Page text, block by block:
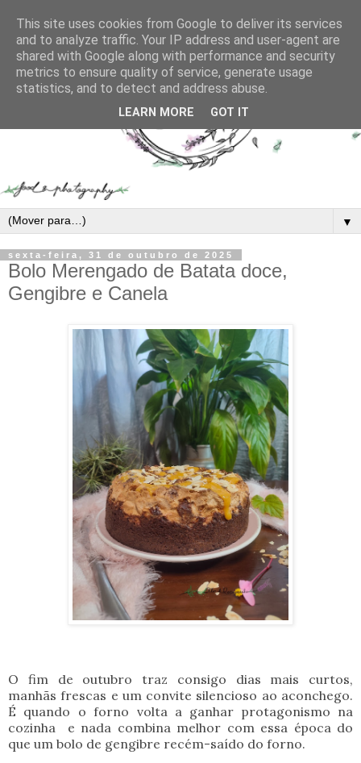
▼
sexta-feira, 31 de outubro de 2025
Bolo Merengado de Batata doce,
Gengibre e Canela
O fim de outubro traz consigo dias mais curtos,
manhãs frescas e um convite silencioso ao aconchego.
É quando o forno volta a ganhar protagonismo na
cozinha e nada combina melhor com essa época do
que um bolo de gengibre recém-saído do forno.
This site uses cookies from Google to deliver its services
and to analyze traffic. Your IP address and user-agent are
shared with Google along with performance and security
metrics to ensure quality of service, generate usage
statistics, and to detect and address abuse.
LEARN MORE GOT IT